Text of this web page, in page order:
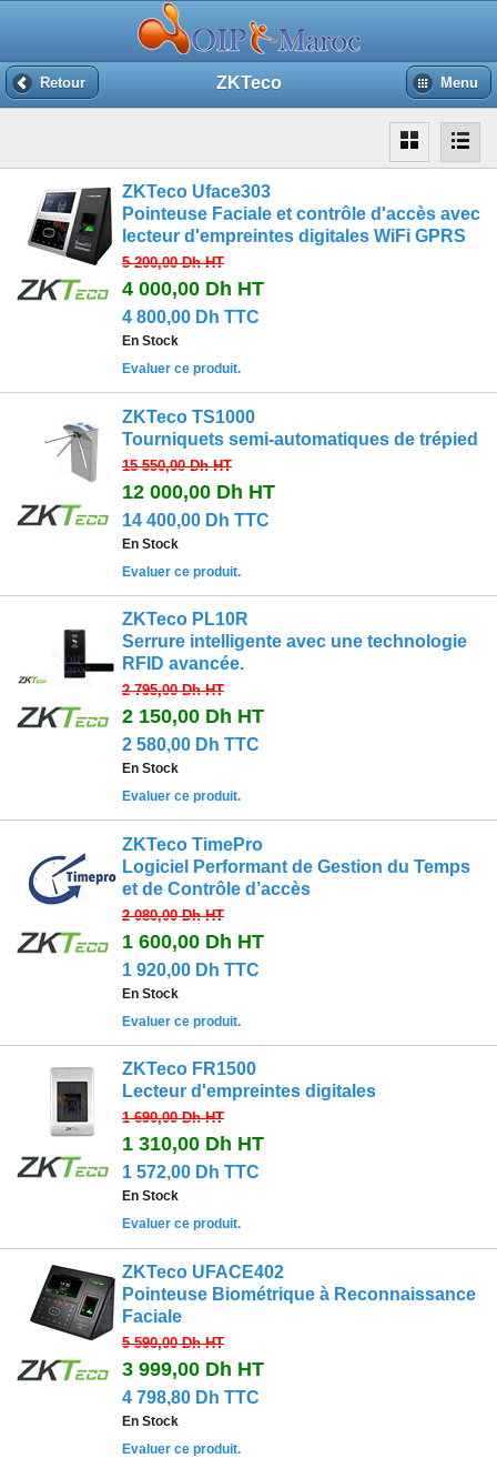
Retour ZKTeco Menu
ZKTeco Uface303
Pointeuse Faciale et contrôle d'accès avec
lecteur d'empreintes digitales WiFi GPRS
5 200,00 DhHT
4 000,00 Dh HT
4 800,00 Dh TTC
En Stock
Evaluer ce produit.
ZKTeco TS1000
Tourniquets semi-automatiques de trépied
15 550,00 DhHT
12 000,00 Dh HT
14 400,00 Dh TTC
En Stock
Evaluer ce produit.
ZKTeco PL10R
Serrure intelligente avec une technologie
RFID avancée.
2 795,00 DhHT
2 150,00 Dh HT
2 580,00 Dh TTC
En Stock
Evaluer ce produit.
ZKTeco TimePro
Logiciel Performant de Gestion du Temps
et de Contrôle d’accès
2 080,00 DhHT
1 600,00 Dh HT
1 920,00 Dh TTC
En Stock
Evaluer ce produit.
ZKTeco FR1500
Lecteur d'empreintes digitales
1 690,00 DhHT
1 310,00 Dh HT
1 572,00 Dh TTC
En Stock
Evaluer ce produit.
ZKTeco UFACE402
Pointeuse Biométrique à Reconnaissance
Faciale
5 590,00 DhHT
3 999,00 Dh HT
4 798,80 Dh TTC
En Stock
Evaluer ce produit.